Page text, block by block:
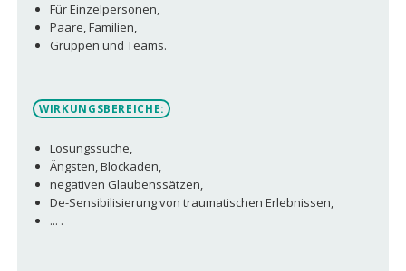
Für Einzelpersonen,
Paare, Familien,
Gruppen und Teams.
WIRKUNGSBEREICHE:
Lösungssuche,
Ängsten, Blockaden,
negativen Glaubenssätzen,
De-Sensibilisierung von traumatischen Erlebnissen,
... .